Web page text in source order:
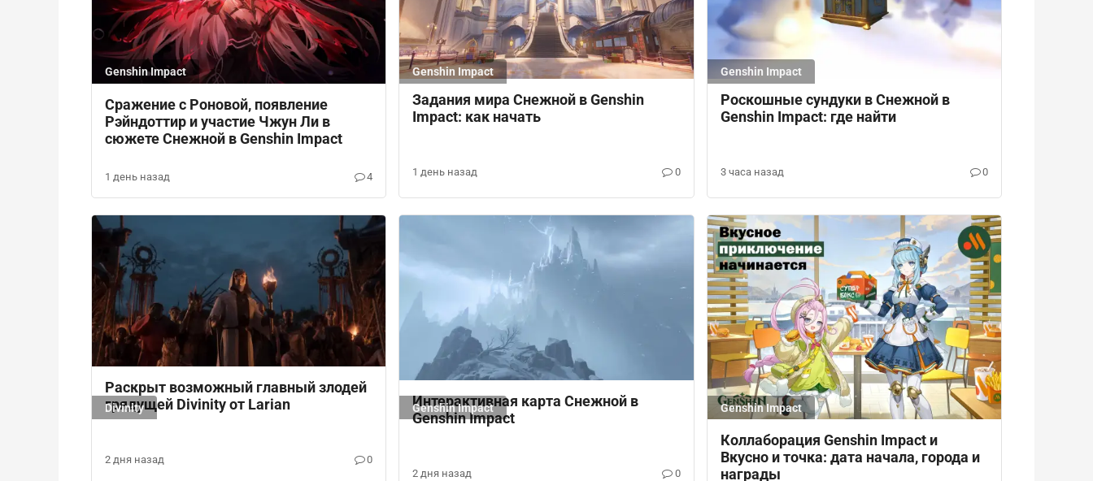
Genshin Impact
Сражение с Роновой, появление
Рэйндоттир и участие Чжун Ли в
сюжете Снежной в Genshin Impact
1 день назад 4
Genshin Impact
Задания мира Снежной в Genshin
Impact: как начать
1 день назад 0
Genshin Impact
Роскошные сундуки в Снежной в
Genshin Impact: где найти
3 часа назад 0
Divinity
Раскрыт возможный главный злодей
грядущей Divinity от Larian
2 дня назад 0
Genshin Impact
Интерактивная карта Снежной в
Genshin Impact
2 дня назад 0
Genshin Impact
Коллаборация Genshin Impact и
Вкусно и точка: дата начала, города и
награды